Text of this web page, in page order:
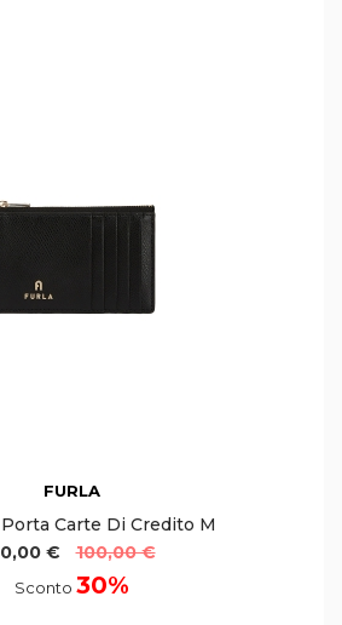
FURLA
Carte Di Credito M
€
100,00 €
Sconto 30%